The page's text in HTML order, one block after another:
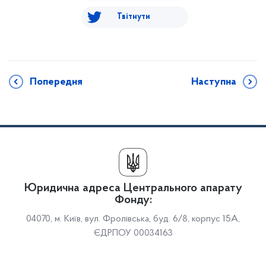
Твітнути
Попередня Наступна
Юридична адреса Центрального апарату
Фонду:
04070, м. Київ, вул. Фролівська, буд. 6/8, корпус 15А,
ЄДРПОУ 00034163